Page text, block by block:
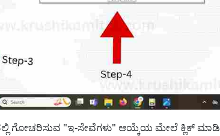
ಗೋಚರಿಸುವ "ಇ-ಸೇವೆಗಳು" ಆಯ್ಕೆಯ ಮೇಲೆ ಕ್ಲಿಕ್ ಮಾಡಿ